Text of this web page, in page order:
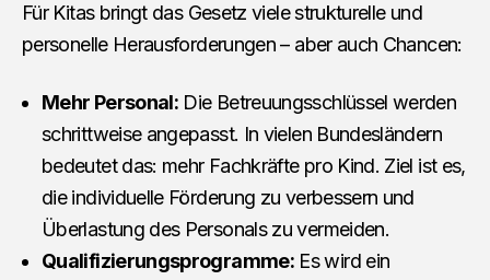
Für Kitas bringt das Gesetz viele strukturelle und
personelle Herausforderungen – aber auch Chancen:
Mehr Personal: Die Betreuungsschlüssel werden
schrittweise angepasst. In vielen Bundesländern
bedeutet das: mehr Fachkräfte pro Kind. Ziel ist es,
die individuelle Förderung zu verbessern und
Überlastung des Personals zu vermeiden.
Qualifizierungsprogramme: Es wird ein